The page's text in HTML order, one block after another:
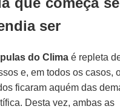
ser
do Clima é repleta
e, em todos os casos,
ficaram aquém das
Desta vez, ambas as